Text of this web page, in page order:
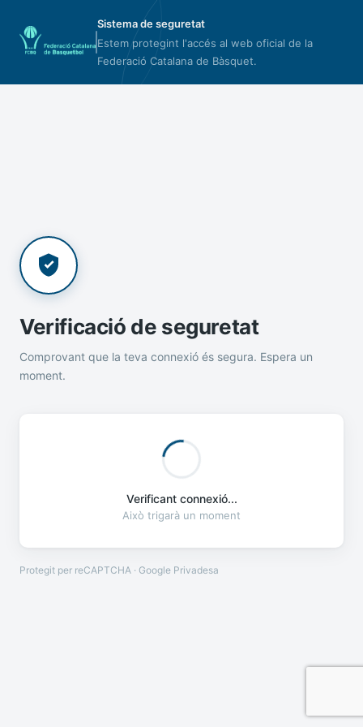
Sistema de seguretat
Estem protegint l'accés al web oficial de la
Federació Catalana de Bàsquet.
Verificació de seguretat
Comprovant que la teva connexió és segura. Espera un
moment.
Verificant connexió...
Això trigarà un moment
Protegit per reCAPTCHA · Google Privadesa